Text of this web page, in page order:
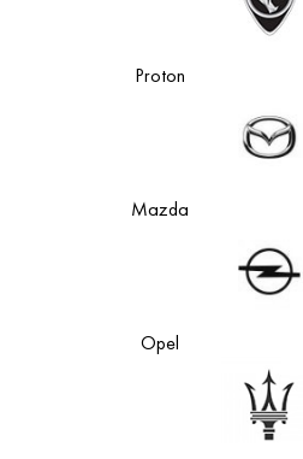
Proton
Mazda
Opel